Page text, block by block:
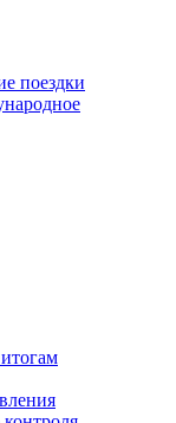
поездки